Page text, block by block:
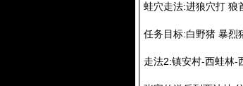
蛙穴走法:进狼穴打 狼
任务目标:白野猪 暴烈
走法2:镇安村-西蛙林-